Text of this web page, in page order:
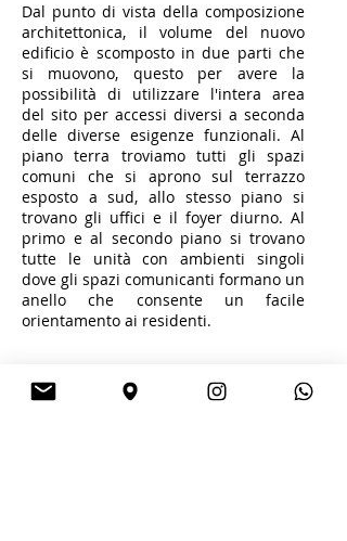
Dal punto di vista della composizione
architettonica, il volume del nuovo
edificio è scomposto in due parti che
si muovono, questo per avere la
possibilità di utilizzare l'intera area
del sito per accessi diversi a seconda
delle diverse esigenze funzionali. Al
piano terra troviamo tutti gli spazi
comuni che si aprono sul terrazzo
esposto a sud, allo stesso piano si
trovano gli uffici e il foyer diurno. Al
primo e al secondo piano si trovano
tutte le unità con ambienti singoli
dove gli spazi comunicanti formano un
anello che consente un facile
orientamento ai residenti.